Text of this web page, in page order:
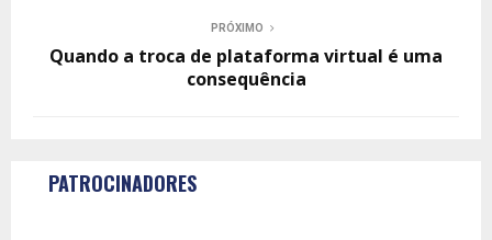
PRÓXIMO
Quando a troca de plataforma virtual é uma
consequência
PATROCINADORES